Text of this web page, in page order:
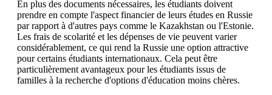
En plus des documents nécessaires, les étudiants doivent
prendre en compte l'aspect financier de leurs études en Russie
par rapport à d'autres pays comme le Kazakhstan ou l'Estonie.
Les frais de scolarité et les dépenses de vie peuvent varier
considérablement, ce qui rend la Russie une option attractive
pour certains étudiants internationaux. Cela peut être
particulièrement avantageux pour les étudiants issus de
familles à la recherche d'options d'éducation moins chères.